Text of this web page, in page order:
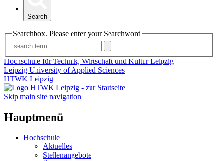
Search
Searchbox. Please enter your Searchword
Hochschule für Technik, Wirtschaft und Kultur Leipzig
Leipzig University of Applied Sciences
HTWK Leipzig
Skip main site navigation
Hauptmenü
Hochschule
Aktuelles
Stellenangebote